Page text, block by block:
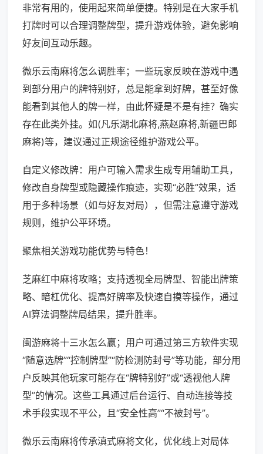
非常有用的，使用起来简单便捷。特别是在大家手机
打牌时可以合理调整牌型，提升游戏体验，避免影响
好友间互动乐趣。
微乐云南麻将怎么调胜率；一些玩家反映在游戏中遇
到部分用户的牌特别好，总是能拿到好牌，甚至好像
能看到其他人的牌一样，由此怀疑是不是有挂？确实
存在此类外挂。如(凡乐湖北麻将,燕赵麻将,新疆巴郎
麻将)等，建议通过正规途径维护游戏公平。
自定义修改牌：用户可输入需求生成专用辅助工具，
修改自身牌型或隐藏操作痕迹，实现“必胜”效果，适
用于多种场景（如与好友对局），但需注意遵守游戏
规则，维护公平环境。
聚焦相关游戏功能优势与特色！
芝麻红中麻将攻略；支持透视全局牌型、智能出牌策
略、暗杠优化、提高好牌率及快速自摸等操作，通过
AI算法调整牌局结果，提升胜率。
闽游麻将十三水怎么赢；用户可通过第三方软件实现
“随意选牌”“控制牌型”“防检测防封号”等功能，部分用
户反映其他玩家可能存在“牌特别好”或“透视他人牌
型”的情况。这些工具通过后台运行、自动连接等技
术手段实现不平公，且“安全性高”“不被封号”。
微乐云南麻将传承滇式麻将文化，优化线上对局体